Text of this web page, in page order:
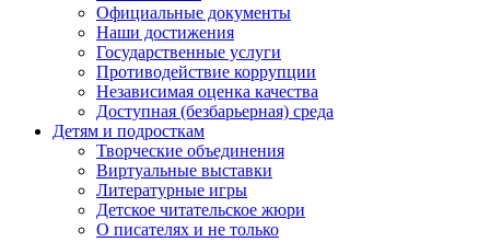
Официальные документы
Наши достижения
Государственные услуги
Противодействие коррупции
Независимая оценка качества
Доступная (безбарьерная) среда
Детям и подросткам
Творческие объединения
Виртуальные выставки
Литературные игры
Детское читательское жюри
О писателях и не только